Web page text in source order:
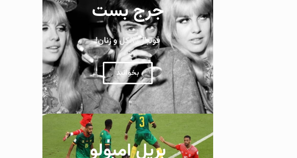
جرج بست
فوتبال، الکل و زنان!
بخوانید
بریل امبولو